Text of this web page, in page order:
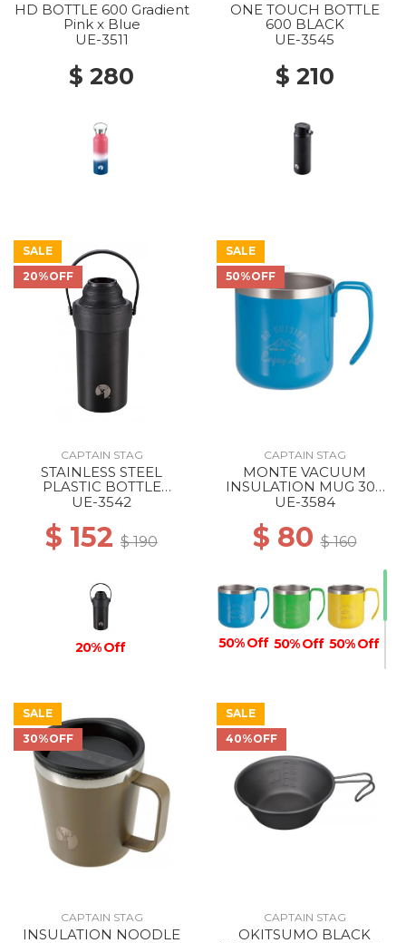
HD BOTTLE 600 Gradient
Pink x Blue
UE-3511
$ 280
ONE TOUCH BOTTLE
600 BLACK
UE-3545
$ 210
SALE
20%OFF
CAPTAIN STAG
STAINLESS STEEL
PLASTIC BOTTLE
HOLDER BLACK
UE-3542
$ 152 $ 190
20% Off
SALE
50%OFF
CAPTAIN STAG
MONTE VACUUM
INSULATION MUG 300
BLUE
UE-3584
$ 80$ 160
50% Off 50% Off 50% Off
50% Off
SALE
30%OFF
CAPTAIN STAG
INSULATION NOODLE
SALE
40%OFF
CAPTAIN STAG
OKITSUMO BLACK